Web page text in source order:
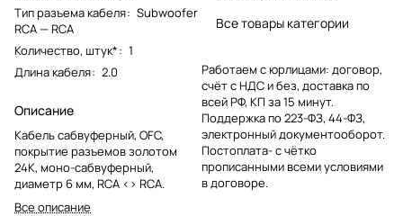
Тип разъема кабеля: Subwoofer
RCA — RCA
Количество, штук*: 1
Длина кабеля: 2.0
Описание
Кабель сабвуферный, OFC,
покрытие разъемов золотом
24К, моно-сабвуферный,
диаметр 6 мм, RCA <> RCA.
Все описание
Все товары категории
Работаем с юрлицами: договор,
счёт с НДС и без, доставка по
всей РФ, КП за 15 минут.
Поддержка по 223-ФЗ, 44-ФЗ,
электронный документооборот.
Постоплата- с чётко
прописанными всеми условиями
в договоре.